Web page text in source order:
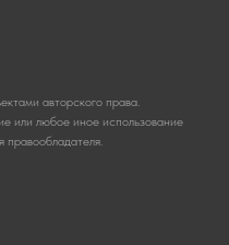
авторского права.
или любое иное использование
правообладателя.